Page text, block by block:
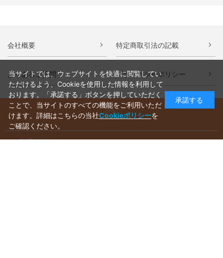
会社概要 特定商取引法の記載
よくあるご質問 プライバシーポリシー
ご利用ガイド
当サイトでは、ウェブサイトを快適に閲覧してい
ただけるよう、Cookieを使用した情報を利用して
おります。「承諾する」ボタンを押していただく
ことで、当サイトのすべての機能をご利用いただ
けます。詳細はこちらの当社Cookieポリシーを
ご確認ください。
承諾する